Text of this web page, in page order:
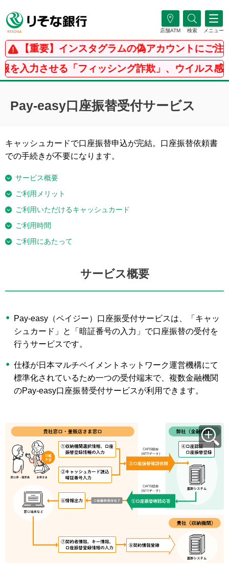
店舗ATM 検索 メニュー
【重要】インスタグラムの偽アカウントにご注意
力させる「フィッシング詐欺」、ウイルス感染
Pay-easy口座振替受付サービス
キャッシュカードで口座振替申込が完結。口座振替依頼書
での手続きが不要になります。
サービス概要
ご利用メリット
ご利用いただけるキャッシュカード
ご利用時間
ご利用にあたって
サービス概要
Pay-easy（ペイジー）口座振受付サービスは、「キャッ
シュカード」と「暗証番号の入力」で口座振替の受付を
行うサービスです。
仕様が日本マルチペイメントネットワーク運営機構にて
標準化されているため一つの受付端末で、複数金融機関
のPay-easy口座振替受付サービスが利用できます。